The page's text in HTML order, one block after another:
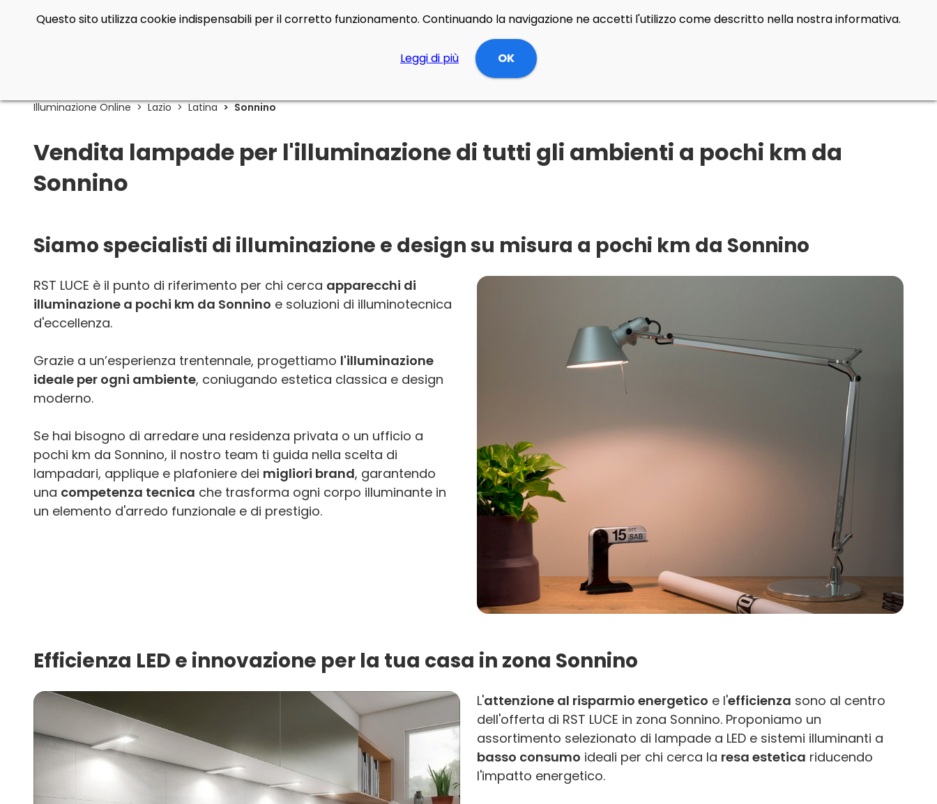
Illuminazione Online Lazio Latina Sonnino
Vendita lampade per l'illuminazione di tutti gli ambienti a pochi km da
Sonnino
Siamo specialisti di illuminazione e design su misura a pochi km da Sonnino
RST LUCE è il punto di riferimento per chi cerca apparecchi di
illuminazione a pochi km da Sonnino e soluzioni di illuminotecnica
d'eccellenza.
Grazie a un’esperienza trentennale, progettiamo l'illuminazione
ideale per ogni ambiente, coniugando estetica classica e design
moderno.
Se hai bisogno di arredare una residenza privata o un ufficio a
pochi km da Sonnino, il nostro team ti guida nella scelta di
lampadari, applique e plafoniere dei migliori brand, garantendo
una competenza tecnica che trasforma ogni corpo illuminante in
un elemento d'arredo funzionale e di prestigio.
Efficienza LED e innovazione per la tua casa in zona Sonnino
L'attenzione al risparmio energetico e l'efficienza sono al centro
dell'offerta di RST LUCE in zona Sonnino. Proponiamo un
assortimento selezionato di lampade a LED e sistemi illuminanti a
basso consumo ideali per chi cerca la resa estetica riducendo
l'impatto energetico.
Questo sito utilizza cookie indispensabili per il corretto funzionamento. Continuando la navigazione ne accetti l'utilizzo come descritto nella nostra informativa.
Leggi di più OK